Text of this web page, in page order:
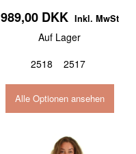
989,00 DKK Inkl. MwSt
Auf Lager
2518
2517
Alle Optionen ansehen